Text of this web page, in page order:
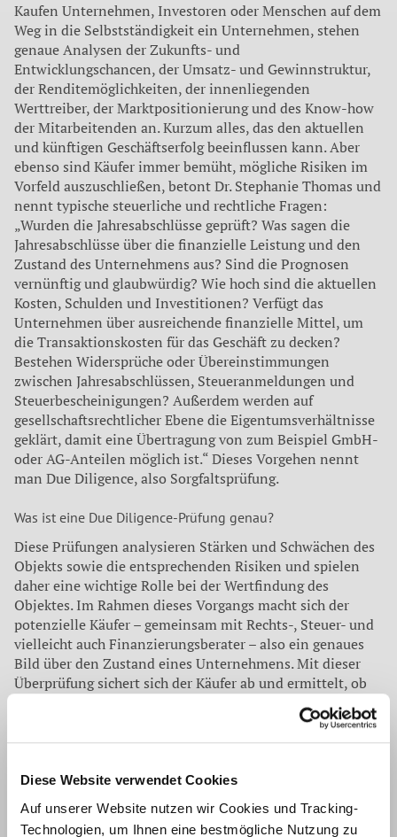
Diese Website verwendet Cookies
Auf unserer Website nutzen wir Cookies und Tracking-
Technologien, um Ihnen eine bestmögliche Nutzung zu
Kaufen Unternehmen, Investoren oder Menschen auf dem
Weg in die Selbstständigkeit ein Unternehmen, stehen
genaue Analysen der Zukunfts- und
Entwicklungschancen, der Umsatz- und Gewinnstruktur,
der Renditemöglichkeiten, der innenliegenden
Werttreiber, der Marktpositionierung und des Know-how
der Mitarbeitenden an. Kurzum alles, das den aktuellen
und künftigen Geschäftserfolg beeinflussen kann. Aber
ebenso sind Käufer immer bemüht, mögliche Risiken im
Vorfeld auszuschließen, betont Dr. Stephanie Thomas und
nennt typische steuerliche und rechtliche Fragen:
„Wurden die Jahresabschlüsse geprüft? Was sagen die
Jahresabschlüsse über die finanzielle Leistung und den
Zustand des Unternehmens aus? Sind die Prognosen
vernünftig und glaubwürdig? Wie hoch sind die aktuellen
Kosten, Schulden und Investitionen? Verfügt das
Unternehmen über ausreichende finanzielle Mittel, um
die Transaktionskosten für das Geschäft zu decken?
Bestehen Widersprüche oder Übereinstimmungen
zwischen Jahresabschlüssen, Steueranmeldungen und
Steuerbescheinigungen? Außerdem werden auf
gesellschaftsrechtlicher Ebene die Eigentumsverhältnisse
geklärt, damit eine Übertragung von zum Beispiel GmbH-
oder AG-Anteilen möglich ist.“ Dieses Vorgehen nennt
man Due Diligence, also Sorgfaltsprüfung.
Was ist eine Due Diligence-Prüfung genau?
Diese Prüfungen analysieren Stärken und Schwächen des
Objekts sowie die entsprechenden Risiken und spielen
daher eine wichtige Rolle bei der Wertfindung des
Objektes. Im Rahmen dieses Vorgangs macht sich der
potenzielle Käufer – gemeinsam mit Rechts-, Steuer- und
vielleicht auch Finanzierungsberater – also ein genaues
Bild über den Zustand eines Unternehmens. Mit dieser
Überprüfung sichert sich der Käufer ab und ermittelt, ob
die vorliegenden Zahlen und Fakten mit seinen
Vorstellungen übereinstimmen, ob die Angaben des
Verkäufers stimmen und ob irgendwo versteckt
Schadensersatzansprüche, Patentstreitigkeiten oder
kartell- und wettbewerbsrechtlich relevante
Fragestellungen. Das kann auch Markt-, Umwelt-, und